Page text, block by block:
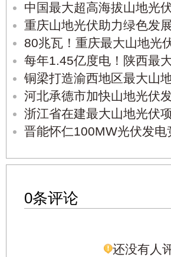
中国最大超高海拔山地光
重庆山地光伏助力绿色发
80兆瓦！重庆最大山地光
每年1.45亿度电！陕西最
铜梁打造渝西地区最大山
河北承德市加快山地光伏
浙江省在建最大山地光伏
晋能怀仁100MW光伏发
0条评论
还没有人